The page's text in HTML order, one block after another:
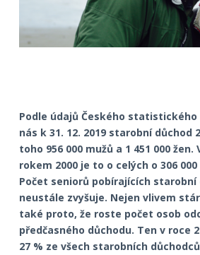
Podle údajů Českého
nás k 31. 12. 2019 starobní důchod
toho 956 000 mužů a 1 451 000 žen.
rokem 2000 je to o celých o 306
Počet seniorů pobírajících starobní
neustále zvyšuje. Nejen vlivem
také proto, že roste počet osob
předčasného důchodu. Ten v roce
27 % ze všech starobních